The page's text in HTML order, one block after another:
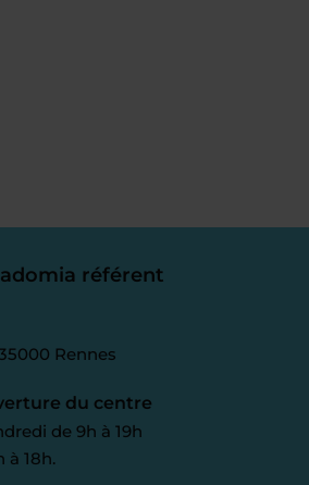
référent
Rennes
du centre
de 9h à 19h
à 18h.